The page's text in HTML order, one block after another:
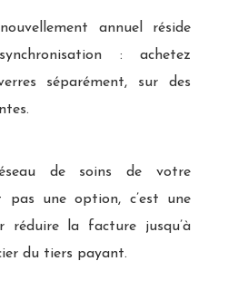
annuel réside
: achetez
séparément, sur des
de soins de votre
pas une option, c’est une
réduire la facture jusqu’à
du tiers payant.